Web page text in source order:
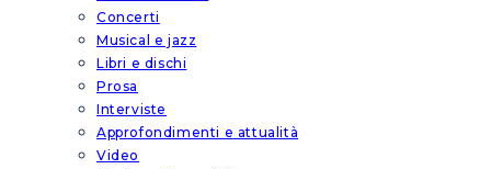
Concerti
Musical e jazz
Libri e dischi
Prosa
Interviste
Approfondimenti e attualità
Video